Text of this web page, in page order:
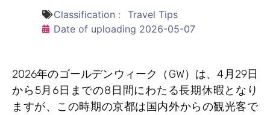
Classification﹕ Travel Tips
Date of uploading 2026-05-07
2026年のゴールデンウィーク（GW）は、4月29日
から5月6日までの8日間にわたる長期休暇となり
ますが、この時期の京都は国内外からの観光客で